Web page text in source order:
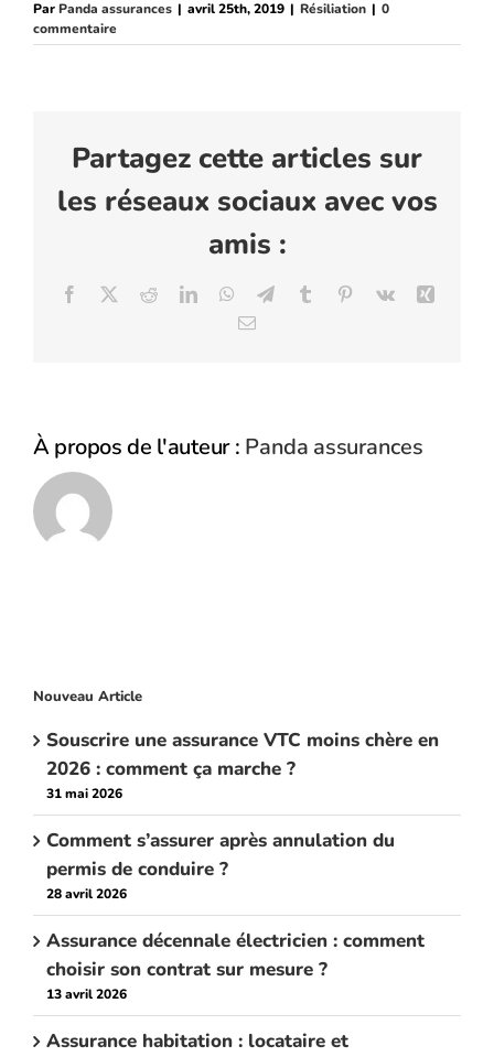
ParPanda assurances | avril 25th, 2019 | Résiliation | 0
commentaire
Partagez cette articles sur
les réseaux sociaux avec vos
amis :
Facebook RedditLinkedInWhatsApp
TelegramTumblr Pinterest
Vk
Email
À propos de l'auteur : Panda assurances
Nouveau Article
Souscrire une assurance VTC moins chère en
2026 : comment ça marche ?
31 mai 2026
Comment s’assurer après annulation du
permis de conduire ?
28 avril 2026
Assurance décennale électricien : comment
choisir son contrat sur mesure ?
13 avril 2026
Assurance habitation : locataire et